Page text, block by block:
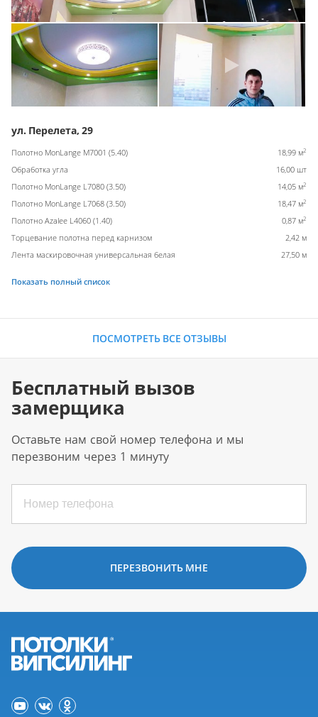
ул. Перелета, 29
Полотно MonLange M7001 (5.40) 18,99 м2
Обработка угла
16,00 шт
Полотно MonLange L7080 (3.50)
14,05 м2
Полотно MonLange L7068 (3.50) 18,47 м2
Полотно Azalee L4060 (1.40) 0,87 м2
Торцевание полотна перед карнизом
2,42 м
Лента маскировочная универсальная белая
27,50 м
Показать полный список
ПОСМОТРЕТЬ ВСЕ ОТЗЫВЫ
Бесплатный вызов
замерщика
Оставьте нам свой номер телефона и мы
перезвоним через 1 минуту
ПЕРЕЗВОНИТЬ МНЕ